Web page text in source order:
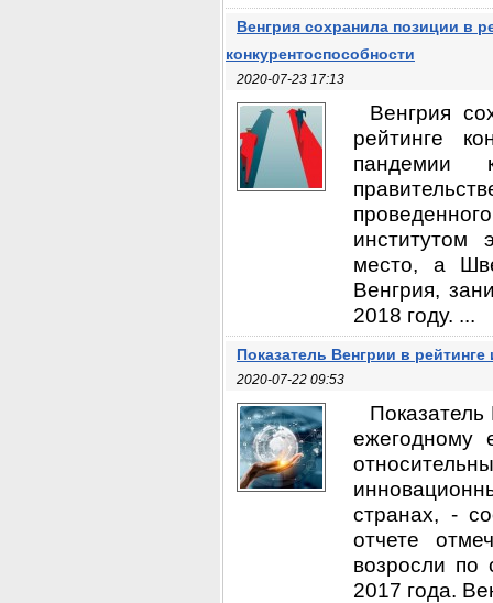
Венгрия сохранила позиции в
конкурентоспособности
2020-07-23 17:13
Венгрия
рейтинге
пандемии
институтом
место, а
Венгрия,
2018 году. ...
Показатель Венгрии в
2020-07-22 09:53
ежегодному
странах, -
отчете
возросли по
2017 года.